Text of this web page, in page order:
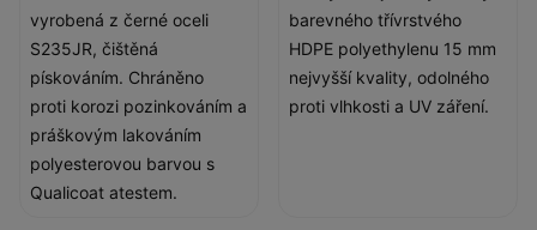
vyrobená z černé oceli
S235JR, čištěná
pískováním. Chráněno
proti korozi pozinkováním a
práškovým lakováním
polyesterovou barvou s
Qualicoat atestem.
barevného třívrstvého
HDPE polyethylenu 15 mm
nejvyšší kvality, odolného
proti vlhkosti a UV záření.